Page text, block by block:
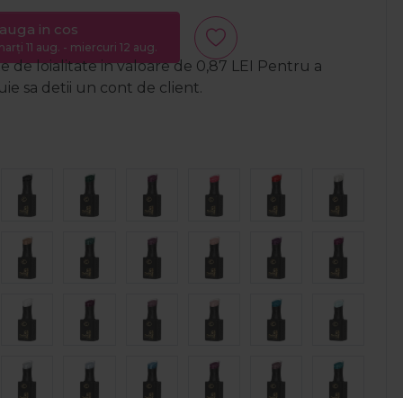
in cos
11 aug. - miercuri 12 aug.
de loialitate in valoare de 0,87 LEI Pentru a
sa detii un cont de client.